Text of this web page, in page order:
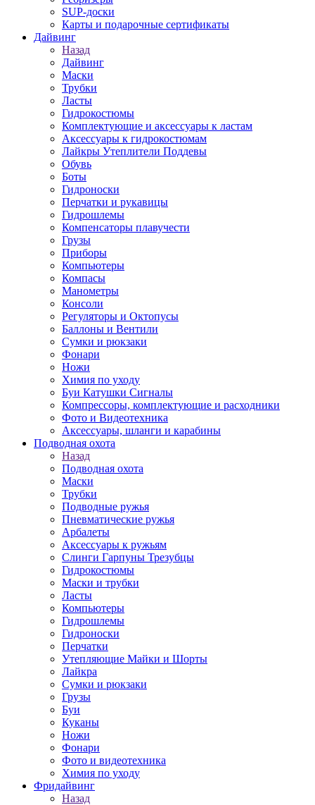
SUP-доски
Карты и подарочные сертификаты
Дайвинг
Назад
Дайвинг
Маски
Трубки
Ласты
Гидрокостюмы
Комплектующие и аксессуары к ластам
Аксессуары к гидрокостюмам
Лайкры Утеплители Поддевы
Обувь
Боты
Гидроноски
Перчатки и рукавицы
Гидрошлемы
Компенсаторы плавучести
Грузы
Приборы
Компьютеры
Компасы
Манометры
Консоли
Регуляторы и Октопусы
Баллоны и Вентили
Сумки и рюкзаки
Фонари
Ножи
Химия по уходу
Буи Катушки Сигналы
Компрессоры, комплектующие и расходники
Фото и Видеотехника
Аксессуары, шланги и карабины
Подводная охота
Назад
Подводная охота
Маски
Трубки
Подводные ружья
Пневматические ружья
Арбалеты
Аксессуары к ружьям
Слинги Гарпуны Трезубцы
Гидрокостюмы
Маски и трубки
Ласты
Компьютеры
Гидрошлемы
Гидроноски
Перчатки
Утепляющие Майки и Шорты
Лайкра
Сумки и рюкзаки
Грузы
Буи
Куканы
Ножи
Фонари
Фото и видеотехника
Химия по уходу
Фридайвинг
Назад